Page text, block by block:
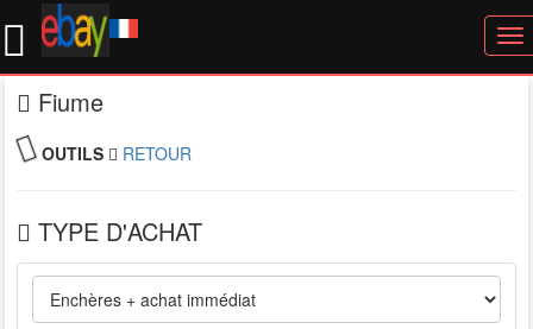
Fiume
OUTILS RETOUR
TYPE D'ACHAT